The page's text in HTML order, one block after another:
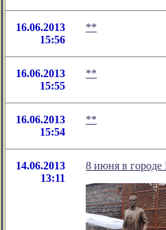
16.06.2013
15:56
**
16.06.2013
15:55
**
16.06.2013
15:54
**
14.06.2013
13:11
8 июня в городе